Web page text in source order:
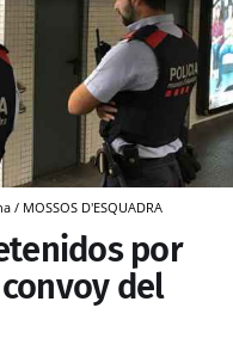
MOSSOS D'ESQUADRA
por
del